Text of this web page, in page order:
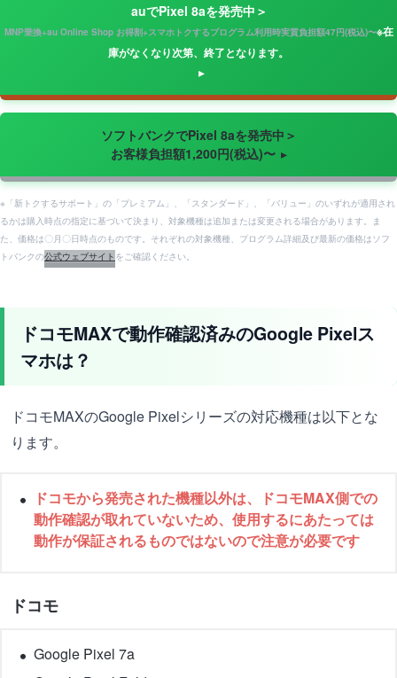
auでPixel 8aを発売中＞
MNP乗換+au Online Shop お得割+スマホトクするプログラム利用時実質負担額47円(税込)〜※在
庫がなくなり次第、終了となります。
ソフトバンクでPixel 8aを発売中＞
お客様負担額1,200円(税込)〜
※「新トクするサポート」の「プレミアム」、「スタンダード」、「バリュー」のいずれが適用され
るかは購入時点の指定に基づいて決まり、対象機種は追加または変更される場合があります。ま
た、価格は〇月〇日時点のものです。それぞれの対象機種、プログラム詳細及び最新の価格はソフ
トバンクの公式ウェブサイト をご確認ください。
ドコモMAXで動作確認済みのGoogle Pixelス
マホは？
ドコモMAXのGoogle Pixelシリーズの対応機種は以下とな
ります。
ドコモから発売された機種以外は、ドコモMAX側での
動作確認が取れていないため、使用するにあたっては
動作が保証されるものではないので注意が必要です
ドコモ
Google Pixel 7a